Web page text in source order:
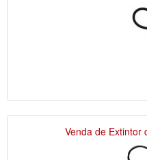
Venda de Extintor